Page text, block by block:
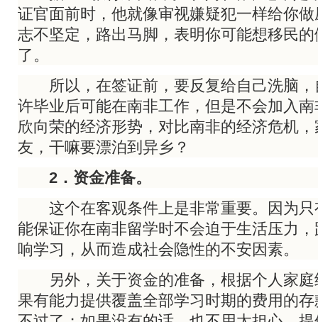
证官面前时，他就像审视嫌疑犯一样给你
志不坚定，路出马脚，表明你可能想移民
了。
所以，在签证前，要反复给自己洗脑，
许毕业后可能在南非工作，但是不会加入
欣向荣的经济形势，对比南非的经济危机
友，干嘛要漂泊到异乡？
2．资金准备。
这个在客观条件上是非常重要。因为只
能保证你在南非留学时不会迫于生活压力
响学习，从而造成社会隐性的不安因素。
另外，关于资金的准备，根据个人家庭
果有能力提供覆盖全部学习时期的费用的